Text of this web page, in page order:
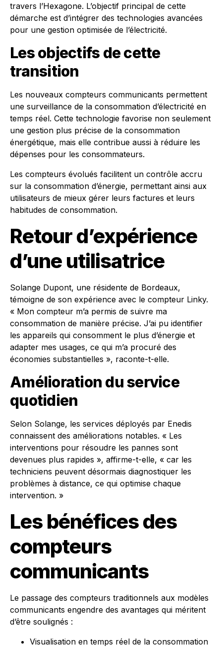
travers l’Hexagone. L’objectif principal de cette
démarche est d’intégrer des technologies avancées
pour une gestion optimisée de l’électricité.
Les objectifs de cette
transition
Les nouveaux compteurs communicants permettent
une surveillance de la consommation d’électricité en
temps réel. Cette technologie favorise non seulement
une gestion plus précise de la consommation
énergétique, mais elle contribue aussi à réduire les
dépenses pour les consommateurs.
Les compteurs évolués facilitent un contrôle accru
sur la consommation d’énergie, permettant ainsi aux
utilisateurs de mieux gérer leurs factures et leurs
habitudes de consommation.
Retour d’expérience
d’une utilisatrice
Solange Dupont, une résidente de Bordeaux,
témoigne de son expérience avec le compteur Linky.
« Mon compteur m’a permis de suivre ma
consommation de manière précise. J’ai pu identifier
les appareils qui consomment le plus d’énergie et
adapter mes usages, ce qui m’a procuré des
économies substantielles », raconte-t-elle.
Amélioration du service
quotidien
Selon Solange, les services déployés par Enedis
connaissent des améliorations notables. « Les
interventions pour résoudre les pannes sont
devenues plus rapides », affirme-t-elle, « car les
techniciens peuvent désormais diagnostiquer les
problèmes à distance, ce qui optimise chaque
intervention. »
Les bénéfices des
compteurs
communicants
Le passage des compteurs traditionnels aux modèles
communicants engendre des avantages qui méritent
d’être soulignés :
Visualisation en temps réel de la consommation